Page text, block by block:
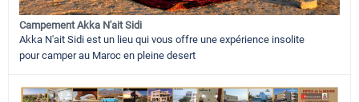
Campement Akka N'ait Sidi
Akka N'ait Sidi est un lieu qui vous offre une expérience insolite
pour camper au Maroc en pleine desert